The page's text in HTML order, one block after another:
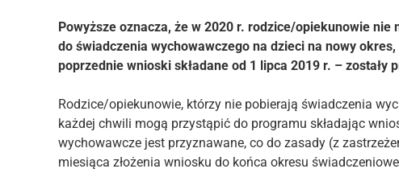
Powyższe oznacza, że w 2020 r. rodzice/opiekunowie nie
do świadczenia wychowawczego na dzieci na nowy
poprzednie wnioski składane od 1 lipca 2019 r. – zostały
Rodzice/opiekunowie, którzy nie pobierają świadczenia
każdej chwili mogą przystąpić do programu składając
wychowawcze jest przyznawane, co do zasady (z
miesiąca złożenia wniosku do końca okresu